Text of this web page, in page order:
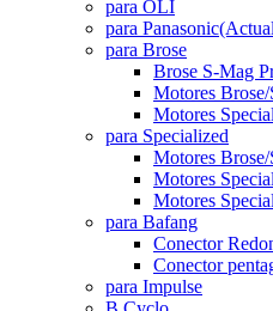
para OLI
para Panasonic
para Brose
Brose S-Mag
Motores Brose/
Motores
para Specialized
Motores Brose/
Motores
Motores
para Bafang
Conector
Conector
para Impulse